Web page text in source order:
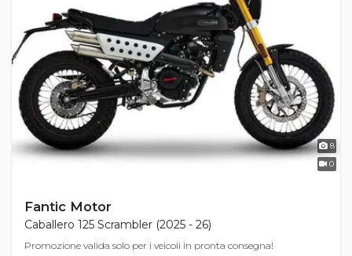
8
0
Fantic Motor
Caballero 125 Scrambler (2025 - 26)
Promozione valida solo per i veicoli in pronta consegna!